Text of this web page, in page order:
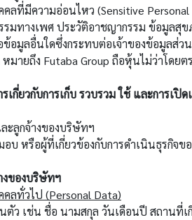
วามอ่อนไหว (Sensitive Personal
รมทางเพศ ประวัติอาชญากรรม ข้อมูล
อมูลอื่นใดซึ่งกระทบต่อเจ้าของข้อมูลส่
มายถึง Futaba Group ถือหุ้นไม่ว่าโดยต
เกี่ยวกับการเก็บ รวบรวม ใช้ และการเ
จ้างของบริษัทฯ
รือผู้ที่เกี่ยวข้องกับการดำเนินธุรกิจข
งของบริษัทฯ
ลทั่วไป (Personal Data)
ช่น ชื่อ นามสกุล วันเดือนปี สถานที่เกิ